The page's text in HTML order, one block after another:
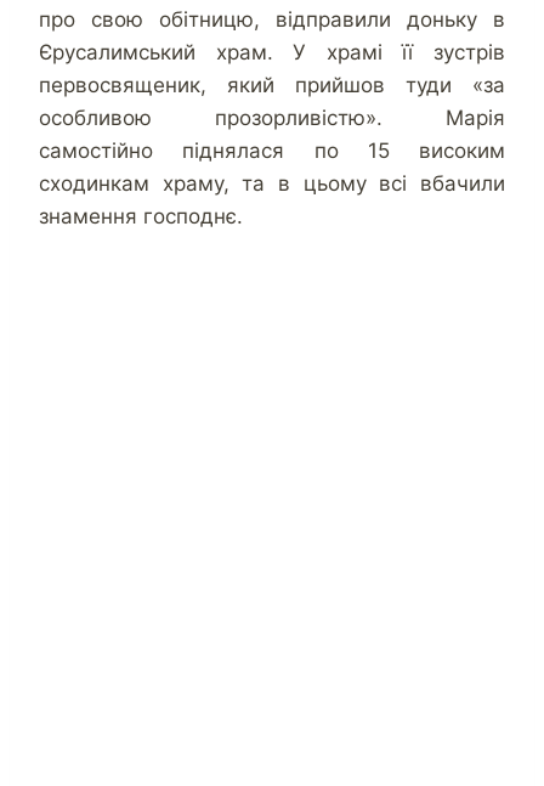
про свою обітницю, відправили доньку в
Єрусалимський храм. У храмі її зустрів
первосвященик, який прийшов туди «за
особливою прозорливістю». Марія
самостійно піднялася по 15 високим
сходинкам храму, та в цьому всі вбачили
знамення господнє.